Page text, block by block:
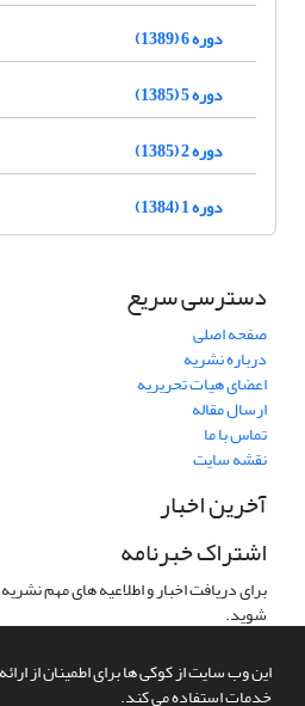
این وب سایت از کوکی ها برای اطمینان از
خدمات استفاده می کند.
دوره 6 (1389)
دوره 5 (1385)
دوره 2 (1385)
دوره 1 (1384)
دسترسی سریع
صفحه اصلی
درباره نشریه
اعضای هیات تحریریه
ارسال مقاله
تماس با ما
نقشه سایت
آخرین اخبار
اشتراک خبرنامه
برای دریافت اخبار و اطلاعیه های مهم
شوید.